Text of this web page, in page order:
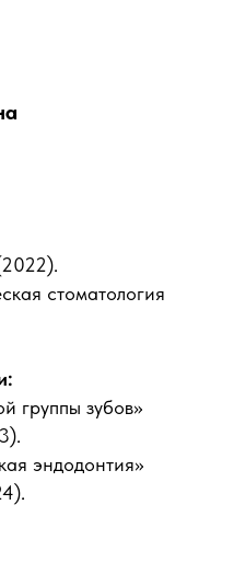
стоматология
группы зубов»
эндодонтия»